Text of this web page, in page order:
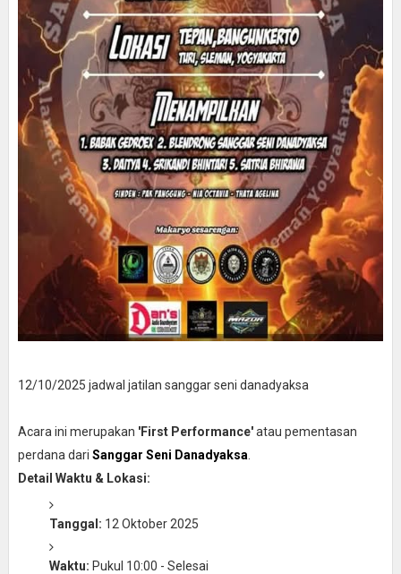
12/10/2025 jadwal jatilan sanggar seni danadyaksa
Acara ini merupakan 'First Performance'atau pementasan
perdana dari Sanggar Seni Danadyaksa
Detail Waktu & Lokasi:
Tanggal: 12 Oktober 2025
Waktu: Pukul 10:00 - Selesai